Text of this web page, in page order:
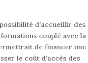
d’accueillir des
couplé avec la
de financer une
le coût d’accès des